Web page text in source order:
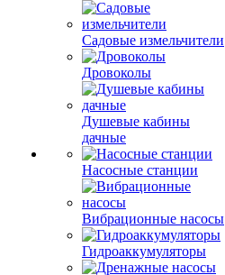
Садовые измельчители
Дровоколы
Душевые кабины
дачные
Насосные станции
Вибрационные насосы
Гидроаккумуляторы